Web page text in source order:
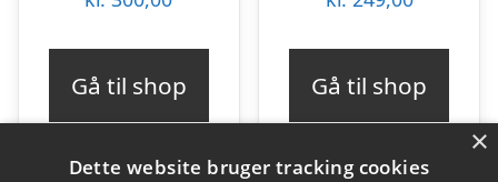
Gå til shop Gå til shop
×
Dette website bruger tracking cookies